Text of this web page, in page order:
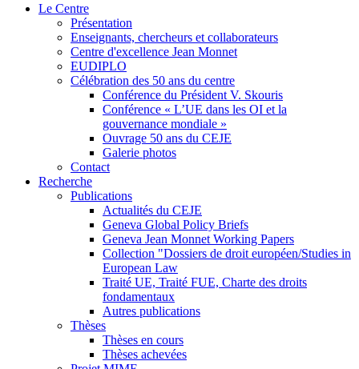
Le Centre
Présentation
Enseignants, chercheurs et collaborateurs
Centre d'excellence Jean Monnet
EUDIPLO
Célébration des 50 ans du centre
Conférence du Président V. Skouris
Conférence « L’UE dans les OI et la
gouvernance mondiale »
Ouvrage 50 ans du CEJE
Galerie photos
Contact
Recherche
Publications
Actualités du CEJE
Geneva Global Policy Briefs
Geneva Jean Monnet Working Papers
Collection "Dossiers de droit européen/Studies in
European Law
Traité UE, Traité FUE, Charte des droits
fondamentaux
Autres publications
Thèses
Thèses en cours
Thèses achevées